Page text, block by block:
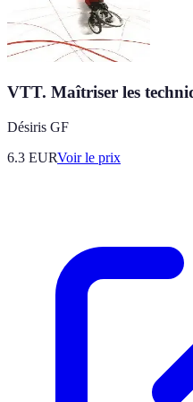
VTT. Maîtriser les
Désiris GF
6.3 EURVoir le prix